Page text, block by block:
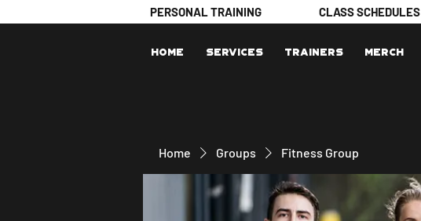
CLASS SCHEDULES
Home Services Trainers Merch
PERSONAL TRAINING
Home Groups Fitness Group